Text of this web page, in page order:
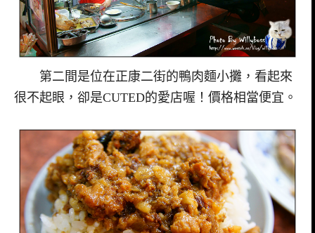
第二間是位在正康二街的鴨肉麵小攤，看起來
很不起眼，卻是CUTED的愛店喔！價格相當便宜。